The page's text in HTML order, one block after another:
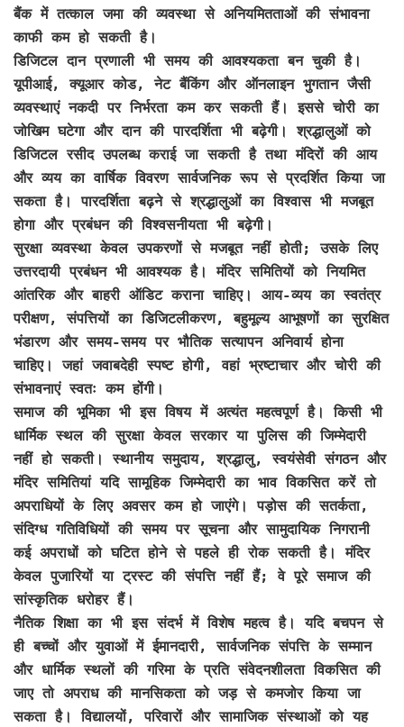
बैंक में तत्काल जमा की व्यवस्था से अनियमितताओं की संभावना
काफी कम हो सकती है।
डिजिटल दान प्रणाली भी समय की आवश्यकता बन चुकी है।
यूपीआई, क्यूआर कोड, नेट बैंकिंग और ऑनलाइन भुगतान जैसी
व्यवस्थाएं नकदी पर निर्भरता कम कर सकती हैं। इससे चोरी का
जोखिम घटेगा और दान की पारदर्शिता भी बढ़ेगी। श्रद्धालुओं को
डिजिटल रसीद उपलब्ध कराई जा सकती है तथा मंदिरों की आय
और व्यय का वार्षिक विवरण सार्वजनिक रूप से प्रदर्शित किया जा
सकता है। पारदर्शिता बढ़ने से श्रद्धालुओं का विश्वास भी मजबूत
होगा और प्रबंधन की विश्वसनीयता भी बढ़ेगी।
सुरक्षा व्यवस्था केवल उपकरणों से मजबूत नहीं होती; उसके लिए
उत्तरदायी प्रबंधन भी आवश्यक है। मंदिर समितियों को नियमित
आंतरिक और बाहरी ऑडिट कराना चाहिए। आय-व्यय का स्वतंत्र
परीक्षण, संपत्तियों का डिजिटलीकरण, बहुमूल्य आभूषणों का सुरक्षित
भंडारण और समय-समय पर भौतिक सत्यापन अनिवार्य होना
चाहिए। जहां जवाबदेही स्पष्ट होगी, वहां भ्रष्टाचार और चोरी की
संभावनाएं स्वतः कम होंगी।
समाज की भूमिका भी इस विषय में अत्यंत महत्वपूर्ण है। किसी भी
धार्मिक स्थल की सुरक्षा केवल सरकार या पुलिस की जिम्मेदारी
नहीं हो सकती। स्थानीय समुदाय, श्रद्धालु, स्वयंसेवी संगठन और
मंदिर समितियां यदि सामूहिक जिम्मेदारी का भाव विकसित करें तो
अपराधियों के लिए अवसर कम हो जाएंगे। पड़ोस की सतर्कता,
संदिग्ध गतिविधियों की समय पर सूचना और सामुदायिक निगरानी
कई अपराधों को घटित होने से पहले ही रोक सकती है। मंदिर
केवल पुजारियों या ट्रस्ट की संपत्ति नहीं हैं; वे पूरे समाज की
सांस्कृतिक धरोहर हैं।
नैतिक शिक्षा का भी इस संदर्भ में विशेष महत्व है। यदि बचपन से
ही बच्चों और युवाओं में ईमानदारी, सार्वजनिक संपत्ति के सम्मान
और धार्मिक स्थलों की गरिमा के प्रति संवेदनशीलता विकसित की
जाए तो अपराध की मानसिकता को जड़ से कमजोर किया जा
सकता है। विद्यालयों, परिवारों और सामाजिक संस्थाओं को यह